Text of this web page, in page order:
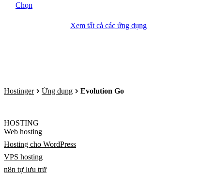
Chọn
Xem tất cả các ứng dụng
Hostinger Ứng dụng Evolution Go
HOSTING
Web hosting
Hosting cho WordPress
VPS hosting
n8n tự lưu trữ